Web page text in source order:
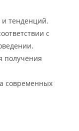
и тенденций.
с
получения
современных